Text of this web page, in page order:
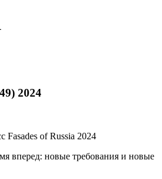
2024
Fasades of Russia 2024
вперед: новые требования и новые